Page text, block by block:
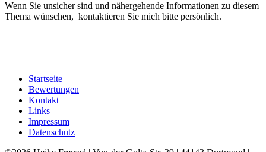
Wenn Sie unsicher sind und nähergehende Informationen zu diesem
Thema wünschen, kontaktieren Sie mich bitte persönlich.
Startseite
Bewertungen
Kontakt
Links
Impressum
Datenschutz